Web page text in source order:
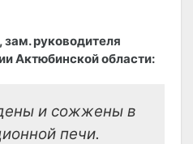
руководителя
Актюбинской области:
и сожжены в
печи.